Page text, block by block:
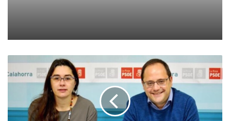
suelo urbano, en un lugar con acceso abierto al público y
donde la instalación sea viable (cercano a una toma de
corriente eléctrica, y acceso a internet o red 3G).
Las bases de la Orden recogen que solo se podrá solicitar